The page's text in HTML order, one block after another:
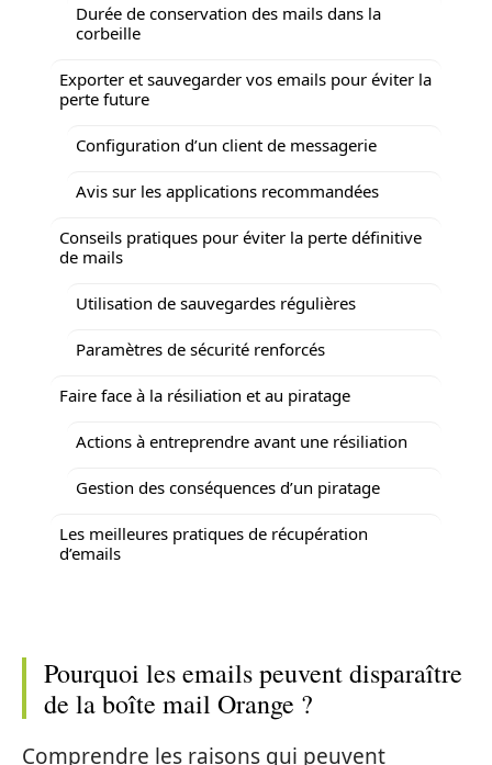
Durée de conservation des mails dans la
corbeille
Exporter et sauvegarder vos emails pour éviter la
perte future
Configuration d’un client de messagerie
Avis sur les applications recommandées
Conseils pratiques pour éviter la perte définitive
de mails
Utilisation de sauvegardes régulières
Paramètres de sécurité renforcés
Faire face à la résiliation et au piratage
Actions à entreprendre avant une résiliation
Gestion des conséquences d’un piratage
Les meilleures pratiques de récupération
d’emails
Pourquoi les emails peuvent disparaître
de la boîte mail Orange ?
Comprendre les raisons qui peuvent